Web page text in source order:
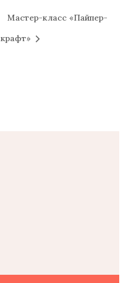
Мастер-класс «Пайпер-
крафт»